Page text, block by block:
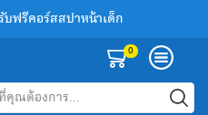
แท้ลด 30-50%
บฟรีคอร์สสปาหน้าเด็ก
ส่วนลด 100 บาทฟรี
0
Search